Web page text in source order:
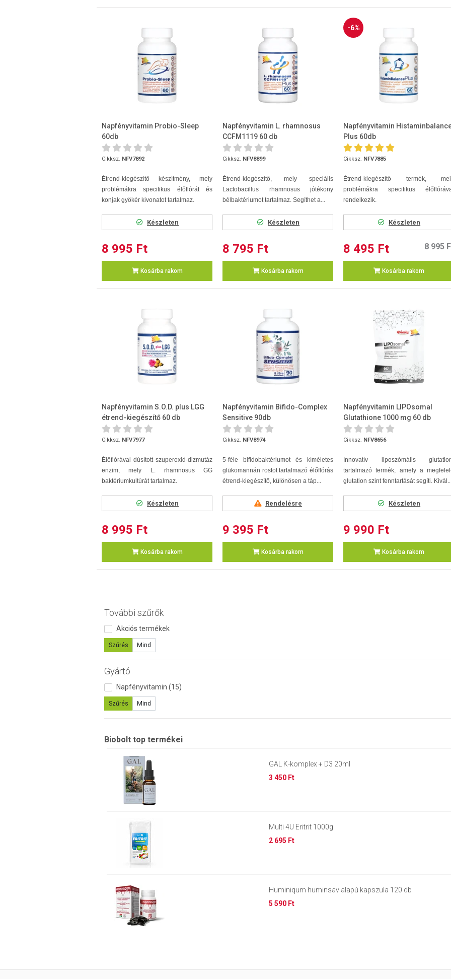
További szűrők
Akciós termékek
Szűrés Mind
Gyártó
Napfényvitamin (15)
Szűrés Mind
Biobolt top termékei
GAL K-komplex + D3 20ml
3 450 Ft
Multi 4U Eritrit 1000g
2 695 Ft
Huminiqum huminsav alapú kapszula 120 db
5 590 Ft
Napfényvitamin Probio-Sleep
60db
Cikksz. NFV7892
Étrend-kiegészítő készítmény, mely
problémákra specifikus élőflórát és
konjak gyökér kivonatot tartalmaz.
Készleten
8 995 Ft
Kosárba rakom
Napfényvitamin L. rhamnosus
CCFM1119 60 db
Cikksz. NFV8899
Étrend-kiegészítő, mely speciális
Lactobacillus rhamnosus jótékony
bélbaktériumot tartalmaz. Segíthet a...
Készleten
8 795 Ft
Kosárba rakom
-6%
Napfényvitamin
Plus 60db
Cikksz. NFV7885
Étrend-kiegészítő termék,
problémákra specifikus
rendelkezik.
Készleten
8 495 Ft 8 995
Kosárba rakom
Napfényvitamin S.O.D. plus LGG
étrend-kiegészítő 60 db
Cikksz. NFV7977
Élőflórával dúsított szuperoxid-dizmutáz
enzim, mely L. rhamnosus GG
baktériumkultúrát tartalmaz.
Készleten
8 995 Ft
Kosárba rakom
Napfényvitamin Bifido-Complex
Sensitive 90db
Cikksz. NFV8974
5-féle bifidobaktériumot és kíméletes
glükomannán rostot tartalmazó élőflórás
étrend-kiegészítő, különösen a táp...
Rendelésre
9 395 Ft
Kosárba rakom
Napfényvitamin LIPOsomal
Glutathione 1000 mg 60 db
Cikksz. NFV8656
Innovatív liposzómális
tartalmazó termék, amely a
glutation szint fenntartását segíti.
Készleten
9 990 Ft
Kosárba rakom